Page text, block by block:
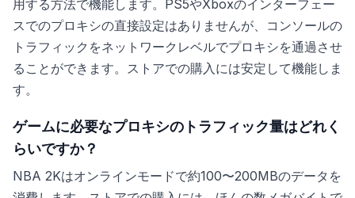
用する方法で機能します。PS5やXboxのインターフェー
スでのプロキシの直接設定はありませんが、コンソールの
トラフィックをネットワークレベルでプロキシを通過させ
ることができます。ストアでの購入には安定して機能しま
す。
ゲームに必要なプロキシのトラフィック量はどれく
らいですか？
NBA 2Kはオンラインモードで約100〜200MBのデータを